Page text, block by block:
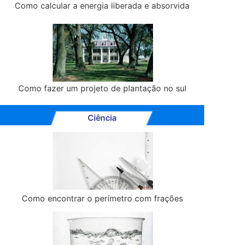
Como calcular a energia liberada e absorvida
Como fazer um projeto de plantação no sul
Ciência
Como encontrar o perímetro com frações